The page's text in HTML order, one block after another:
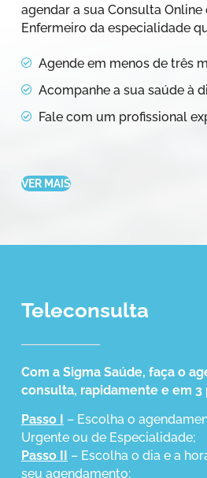
agendar a sua Consulta
Enfermeiro da especialidade
Agende em menos de três
Acompanhe a sua saúde à
Fale com um profissional
VER MAIS
Teleconsulta
Com a Sigma Saúde, faça o
consulta, rapidamente e em 3
Passo I – Escolha o
Urgente ou de Especialidade;
Passo II – Escolha o dia e a
seu agendamento;